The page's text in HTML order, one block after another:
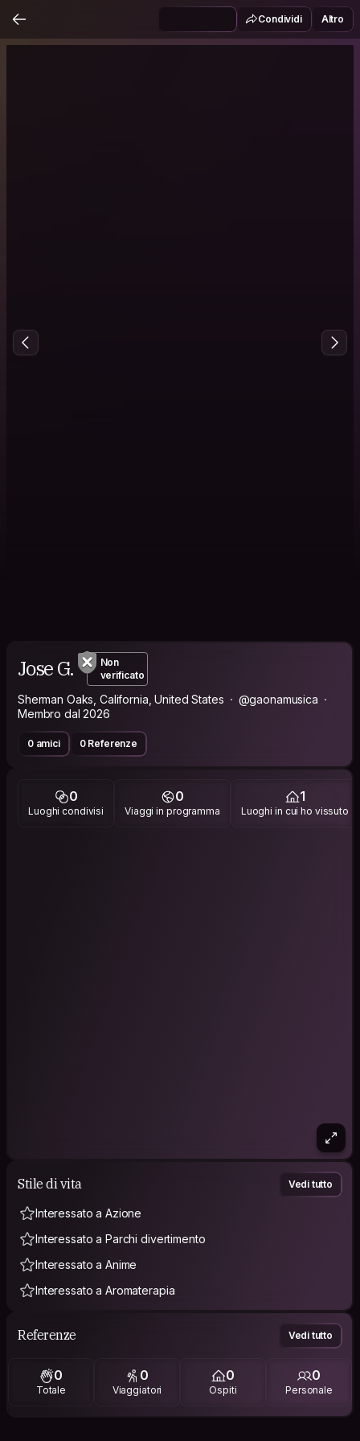
Condividi Altro
Jose G.
Non
verificato
Sherman Oaks, California, United States
@gaonamusica
Membro dal 2026
0 amici 0 Referenze
0
Luoghi condivisi
0
Viaggi in programma
1
Luoghi in cui ho vissuto
Stile di vita Vedi tutto
Interessato a Azione
Interessato a Parchi divertimento
Interessato a Anime
Interessato a Aromaterapia
Referenze Vedi tutto
0
Totale
0
Viaggiatori
0
Ospiti
0
Personale